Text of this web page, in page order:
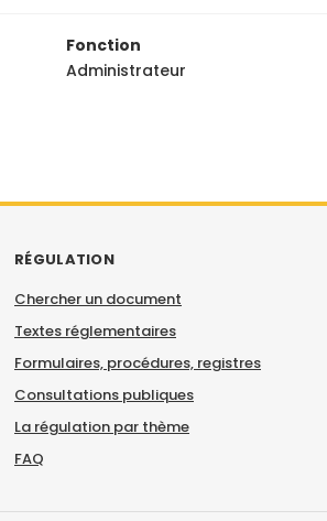
Fonction
Administrateur
RÉGULATION
Chercher un document
Textes réglementaires
Formulaires, procédures, registres
Consultations publiques
La régulation par thème
FAQ